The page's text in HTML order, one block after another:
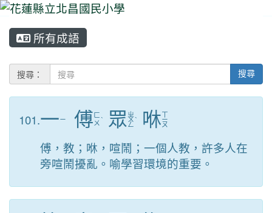
所有成語
搜尋： 搜尋
101.一ㄧ 傅 ㄈ
ㄨ ˋ 眾 ㄓ
ㄨ
ㄥ
ˋ 咻ㄒ
ㄧ
ㄡ
傅，教；咻，喧鬧；一個人教，許多人在
旁喧鬧擾亂。喻學習環境的重要。